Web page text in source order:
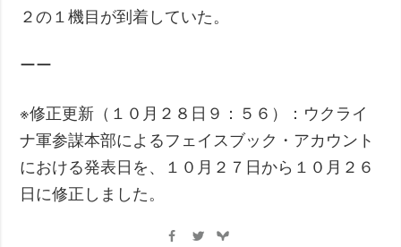
２の１機目が到着していた。
ーー
※修正更新（１０月２８日９：５６）：ウクライ
ナ軍参謀本部によるフェイスブック・アカウント
における発表日を、１０月２７日から１０月２６
日に修正しました。